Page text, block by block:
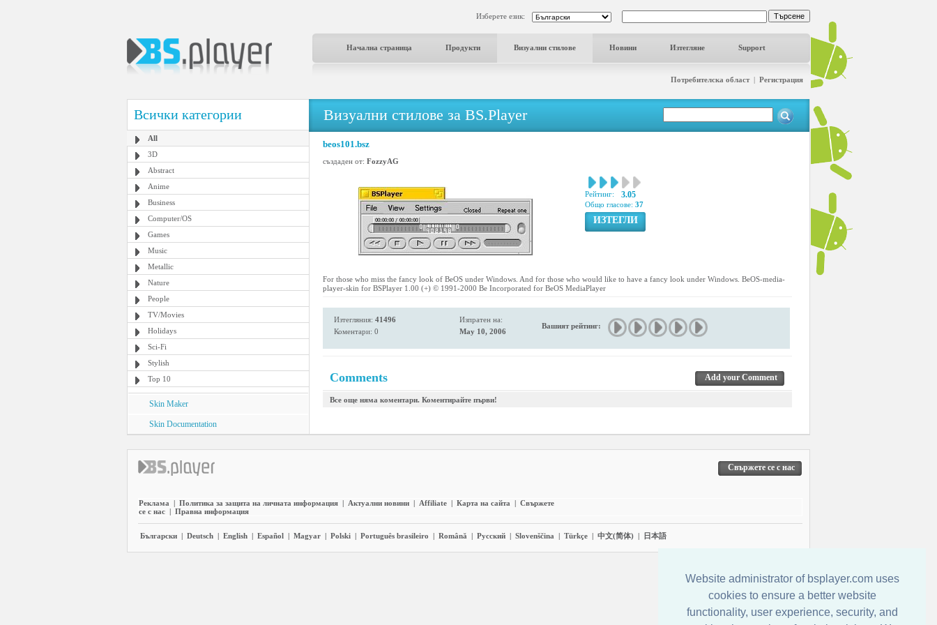
Website administrator of bsplayer.com uses
cookies to ensure a better website
functionality, user experience, security, and
Изберете език:
Начална страница Продукти Визуални стилове Новини Изтегляне Support
Потребителска област| Регистрация
Всички категории
All
3D
Abstract
Anime
Business
Computer/OS
Games
Music
Metallic
Nature
People
TV/Movies
Holidays
Sci-Fi
Stylish
Top 10
Skin Maker
Skin Documentation
Визуални стилове за BS.Player
beos101.bsz
създаден от: FozzyAG
Рейтинг: 3.05
Общо гласове: 37
ИЗТЕГЛИ
For those who miss the fancy look of BeOS under Windows. And for those who would like to have a fancy look under Windows. BeOS-media-
player-skin for BSPlayer 1.00 (+) © 1991-2000 Be Incorporated for BeOS MediaPlayer
Изтегляния: 41496
Коментари: 0
Изпратен на:
May 10, 2006
Вашият рейтинг:
Comments Add your Comment
Все още няма коментари. Коментирайте първи!
Свържете се с нас
Реклама | Политика за защита на личната информация | Актуални новини | Affiliate | Карта на сайта | Свържете
се с нас | Правна информация
Български | Deutsch | English | Español | Magyar | Polski | Português brasileiro | Română | Pyccĸий | Slovenščina | Türkçe | 中文(简体) | 日本語